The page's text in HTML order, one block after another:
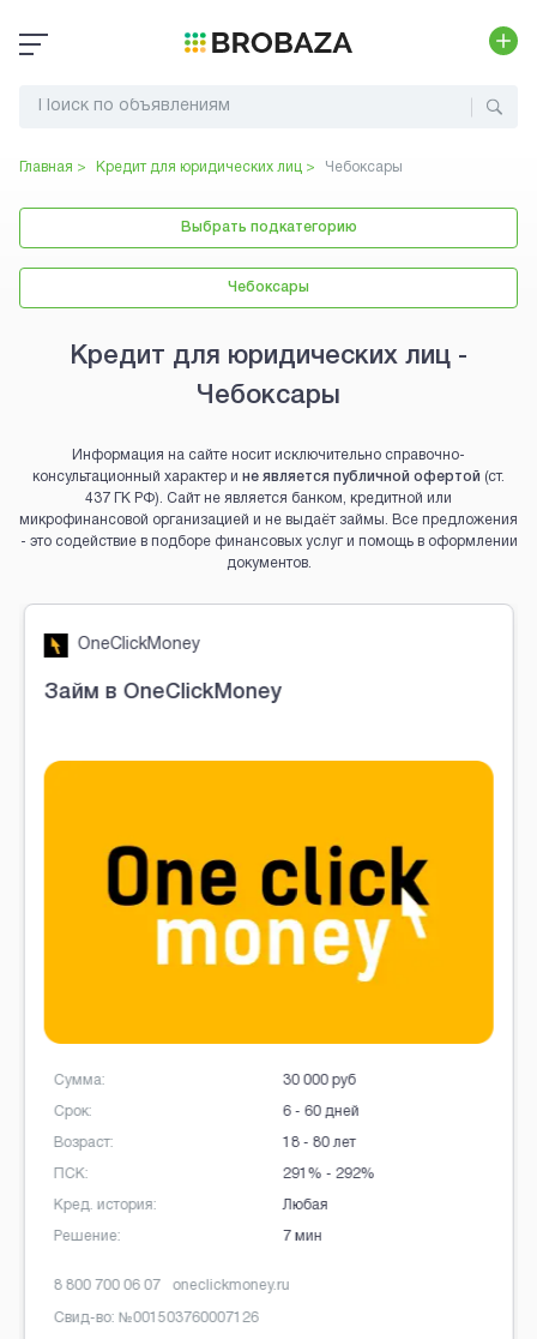
Главная > Кредит для юридических лиц > Чебоксары
Выбрать подкатегорию
Чебоксары
Кредит для юридических лиц -
Чебоксары
Информация на сайте носит исключительно справочно-
консультационный характер и не является публичной офертой (ст.
437 ГК РФ). Сайт не является банком, кредитной или
микрофинансовой организацией и не выдаёт займы. Все предложения
- это содействие в подборе финансовых услуг и помощь в оформлении
документов.
Brobaza - VIP-объявления
OneClickMoney
Займ в OneClickMoney
Сумма:
Срок:
Возраст:
ПСК:
Кред. история:
Решение:
30 000 руб
6 - 60 дней
18 - 80 лет
291% - 292%
Любая
7 мин
8 800 700 06 07 oneclickmoney.ru
Свид-во: № 001503760007126